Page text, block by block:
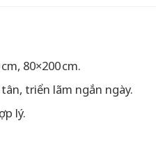
80×200 cm.
triển lãm ngắn ngày.
lý.